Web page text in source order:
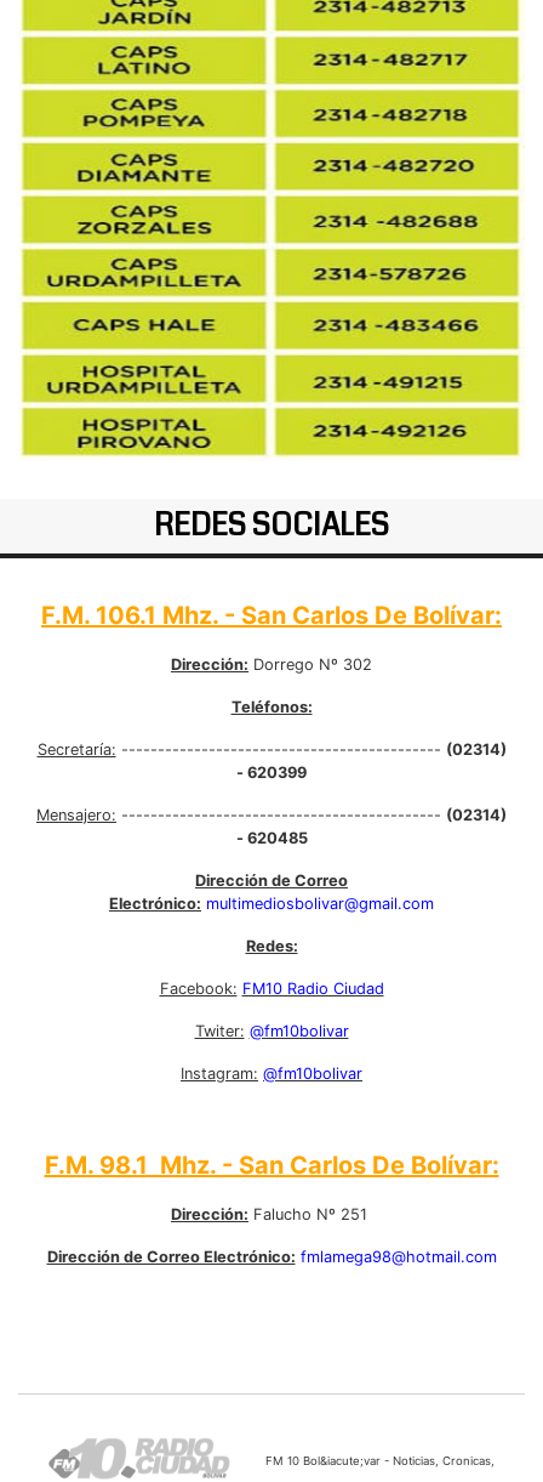
REDES SOCIALES
F.M. 106.1 Mhz. - San Carlos De Bolívar:
Dirección: Dorrego Nº 302
Teléfonos:
Secretaría: -------------------------------------------- (02314)
- 620399
Mensajero: -------------------------------------------- (02314)
- 620485
Dirección de Correo
Electrónico: multimediosbolivar@gmail.com
Redes:
Facebook: FM10 Radio Ciudad
Twiter: @fm10bolivar
Instagram: @fm10bolivar
F.M. 98.1 Mhz. - San Carlos De Bolívar:
Dirección: Falucho Nº 251
Dirección de Correo Electrónico: fmlamega98@hotmail.com
FM 10 Bol&iacute;var - Noticias, Cronicas,